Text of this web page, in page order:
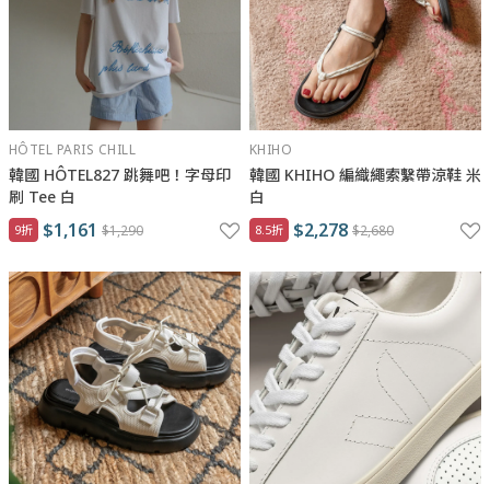
HÔTEL PARIS CHILL
韓國 HÔTEL827 跳舞吧！字母印
刷 Tee 白
9折 $1,161 $1,290
KHIHO
韓國 KHIHO 編織繩索繫帶涼鞋 米
白
8.5折 $2,278 $2,680